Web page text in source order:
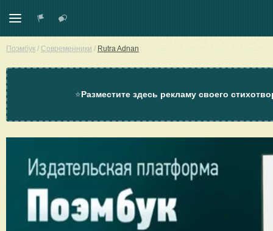
Поэмбук / Современники / Rutra Adnan
⭐Разместите здесь рекламу своего